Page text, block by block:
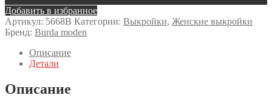
Добавить в избранное
Артикул: 5668B Категории: Выкройки, Женские выкройки
Бренд: Burda moden
Описание
Детали
Описание